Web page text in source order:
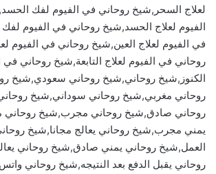
لعلاج السحر,شيخ روحاني في الفيوم لفك
الفيوم لعلاج الحسد,شيخ روحاني في الفيوم
في الفيوم لعلاج العين,شيخ روحاني في الفيوم
روحاني في الفيوم لعلاج التابعة,شيخ روحاني في
الكنوز,شيخ روحاني,شيخ روحاني سعودي,شيخ
روحاني مغربي,شيخ روحاني سوداني,شيخ
روحاني صادق,شيخ روحاني مجرب,شيخ
يمني مجرب,شيخ روحاني يعالج مجانا,شيخ
العمل,شيخ روحاني يمني صادق,شيخ روحاني
روحاني يقبل الدفع بعد النتيجه,شيخ روحاني